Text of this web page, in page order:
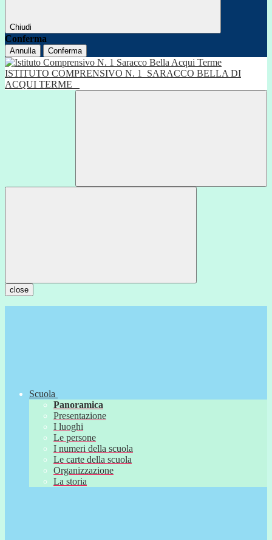
Chiudi
Conferma
Annulla Conferma
ISTITUTO COMPRENSIVO N. 1
SARACCO BELLA DI
ACQUI TERME
close
Scuola
Panoramica
Presentazione
I luoghi
Le persone
I numeri della scuola
Le carte della scuola
Organizzazione
La storia